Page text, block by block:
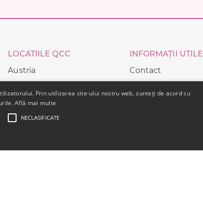
LOCATIILE QCC
Austria
Italia
Norvegia
Spania
INFORMAȚII UTILE
Contact
Prin utilizarea site-ului nostru web, sunteți de acord cu
Află mai multe
NECLASIFICATE